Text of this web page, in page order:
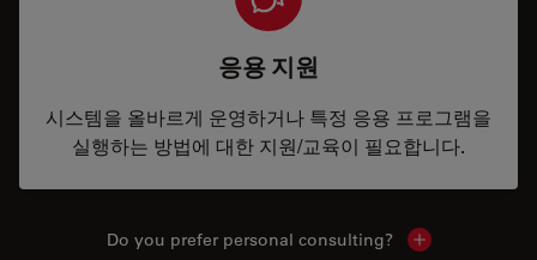
응용 지원
시스템을 올바르게 운영하거나 특정 응용 프로그램을
실행하는 방법에 대한 지원/교육이 필요합니다.
Do you prefer personal consulting? Show local